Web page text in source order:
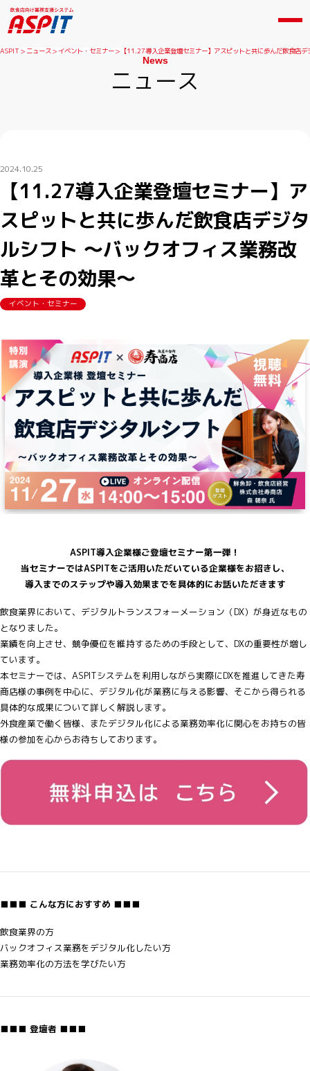
ASPIT ニュース イベント・セミナー 【11.27導入企業登壇セミナー】アスピットと共に歩んだ飲食店
News
ニュース
2024.10.25
【11.27導入企業登壇セミナー】ア
スピットと共に歩んだ飲食店デジタ
ルシフト ～バックオフィス業務改
革とその効果～
イベント・セミナー
ASPIT導入企業様ご登壇セミナー第一弾！
当セミナーではASPITをご活用いただいている企業様をお招きし、
導入までのステップや導入効果までを具体的にお話いただきます
飲食業界において、デジタルトランスフォーメーション（DX）が身近なもの
となりました。
業績を向上させ、競争優位を維持するための手段として、DXの重要性が増し
ています。
本セミナーでは、ASPITシステムを利用しながら実際にDXを推進してきた寿
商店様の事例を中心に、デジタル化が業務に与える影響、そこから得られる
具体的な成果について詳しく解説します。
外食産業で働く皆様、またデジタル化による業務効率化に関心をお持ちの皆
様の参加を心からお待ちしております。
■■■ こんな方におすすめ ■■■
飲食業界の方
バックオフィス業務をデジタル化したい方
業務効率化の方法を学びたい方
■■■ 登壇者 ■■■